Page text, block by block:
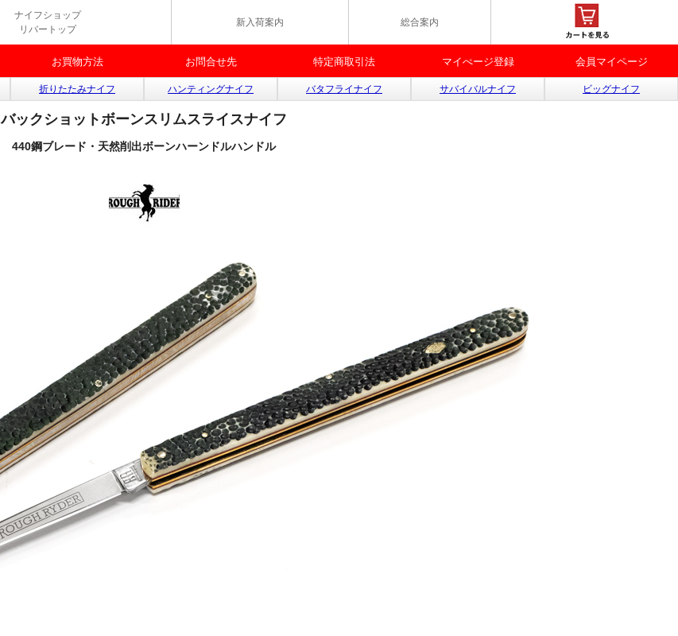
ナイフショップ
リバートップ
新入荷案内 総合案内
お買物方法 お問合せ先 特定商取引法 マイぺージ登録 会員マイページ
折りたたみナイフ ハンティングナイフ バタフライナイフ サバイバルナイフ ビッグナイフ
バックショットボーンスリムスライスナイフ
440鋼ブレード・天然削出ボーンハーンドルハンドル